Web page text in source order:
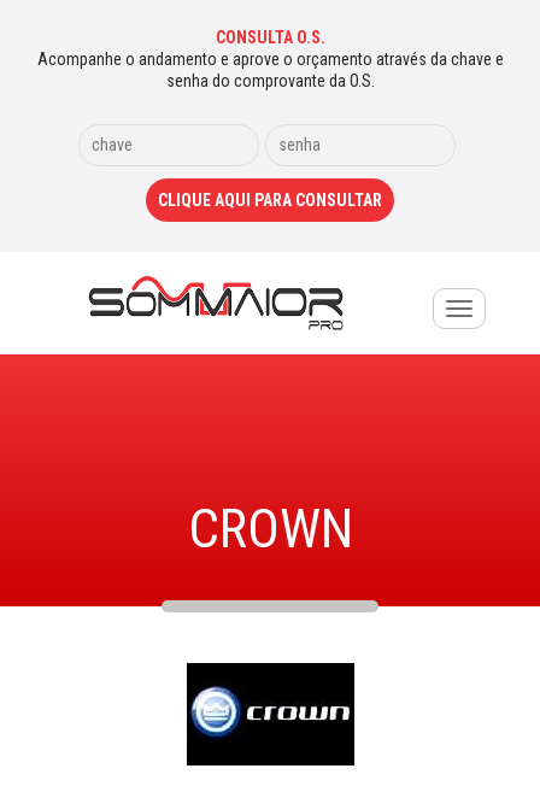
CONSULTA O.S.
Acompanhe o andamento e aprove o orçamento através da chave e
senha do comprovante da O.S.
Toggle
navigation
CROWN